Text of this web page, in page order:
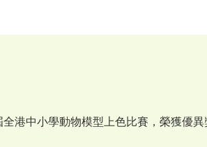
港中小學動物模型上色比賽，榮獲優